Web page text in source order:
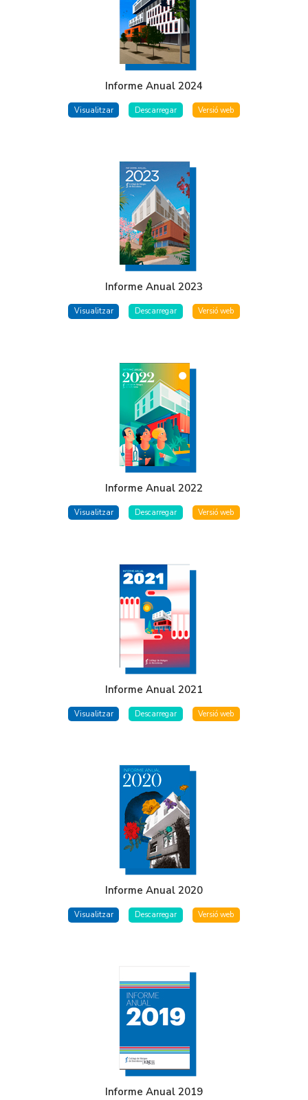
Informe Anual 2024
Visualitzar Descarregar Versió web
Informe Anual 2023
Visualitzar Descarregar Versió web
Informe Anual 2022
Visualitzar Descarregar Versió web
Informe Anual 2021
Visualitzar Descarregar Versió web
Informe Anual 2020
Visualitzar Descarregar Versió web
Informe Anual 2019